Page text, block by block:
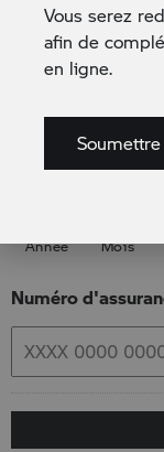
Numéro de
Date
Année Mois
Numéro
Vous serez
afin de
en ligne.